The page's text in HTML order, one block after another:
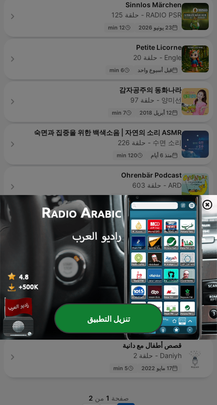
Sinnlos Märchen
RADIO PSR - حلقة 125
23 يونيو 2026 12 min
Petite Licorne
Engle - حلقة 20
قبل أسبوع واحد 6 min
감자공주의 동화나라
양미선 - حلقة 97
12 أبريل 2018 7 min
숙면과 집중을 위한 백색소음 | 자연의 소리 ASMR
수면 소리 - حلقة 226
منذ 6 أيام 120 min
Ohrenbär Podcast
ARD - حلقة 603
قبل 9 ساعة 60 min
Take 2 עם ניר קיפניס וטליה לוין
וואלה - حلقة 10
25 فبراير 2026 38 min
NR Kids
NR Kids - حلقة 2
14 نوفمبر 2024
حكايات جدتي - ألف بي أطفال
AlifBee Kids - ألف بي أطفال - حلقة 7
28 مايو 2025 18 min
قصص أطفال مع دانية
Daniyh - حلقة 2
17 مايو 2022 5 min
صفحة 1 من 2
تنزيل التطبيق